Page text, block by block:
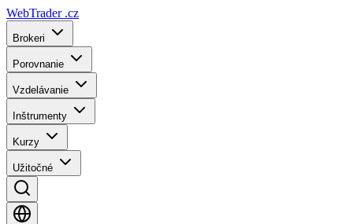
WebTrader .cz
Brokeri
Porovnanie
Vzdelávanie
Inštrumenty
Kurzy
Užitočné